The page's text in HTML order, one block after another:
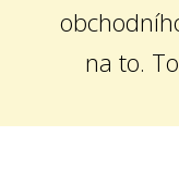
na to.